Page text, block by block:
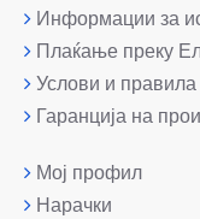
Информации за
Плаќање преку
Услови и
Гаранција на
Мој профил
Нарачки